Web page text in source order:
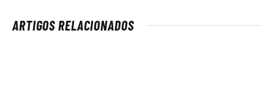
ARTIGOS RELACIONADOS